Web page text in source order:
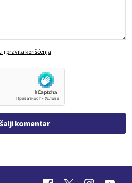
i pravila korišćenja
komentar